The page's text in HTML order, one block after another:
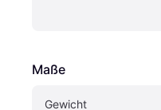
Maße
Gewicht